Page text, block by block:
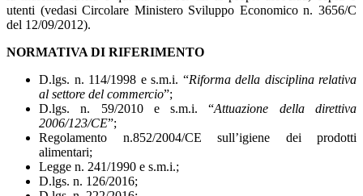
utenti (vedasi Circolare Ministero Sviluppo Economico n. 3656/C
del 12/09/2012).
NORMATIVA DI RIFERIMENTO
D.lgs. n. 114/1998 e s.m.i. “Riforma della disciplina relativa
al settore del commercio”;
D.lgs. n. 59/2010 e s.m.i. “Attuazione della direttiva
2006/123/CE”;
Regolamento n.852/2004/CE sull’igiene dei prodotti
alimentari;
Legge n. 241/1990 e s.m.i.;
D.lgs. n. 126/2016;